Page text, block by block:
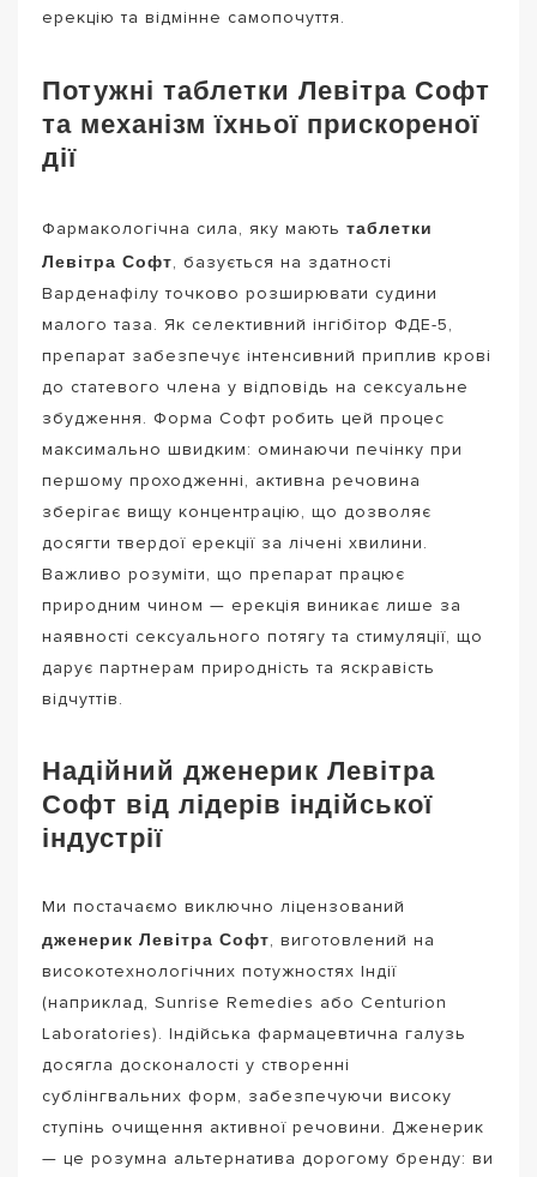
ерекцію та відмінне самопочуття.
Потужні таблетки Левітра Софт
та механізм їхньої прискореної
дії
Фармакологічна сила, яку мають таблетки
Левітра Софт, базується на здатності
Варденафілу точково розширювати судини
малого таза. Як селективний інгібітор ФДЕ-5,
препарат забезпечує інтенсивний приплив крові
до статевого члена у відповідь на сексуальне
збудження. Форма Софт робить цей процес
максимально швидким: оминаючи печінку при
першому проходженні, активна речовина
зберігає вищу концентрацію, що дозволяє
досягти твердої ерекції за лічені хвилини.
Важливо розуміти, що препарат працює
природним чином — ерекція виникає лише за
наявності сексуального потягу та стимуляції, що
дарує партнерам природність та яскравість
відчуттів.
Надійний дженерик Левітра
Софт від лідерів індійської
індустрії
Ми постачаємо виключно ліцензований
дженерик Левітра Софт, виготовлений на
високотехнологічних потужностях Індії
(наприклад, Sunrise Remedies або Centurion
Laboratories). Індійська фармацевтична галузь
досягла досконалості у створенні
сублінгвальних форм, забезпечуючи високу
ступінь очищення активної речовини. Дженерик
— це розумна альтернатива дорогому бренду: ви